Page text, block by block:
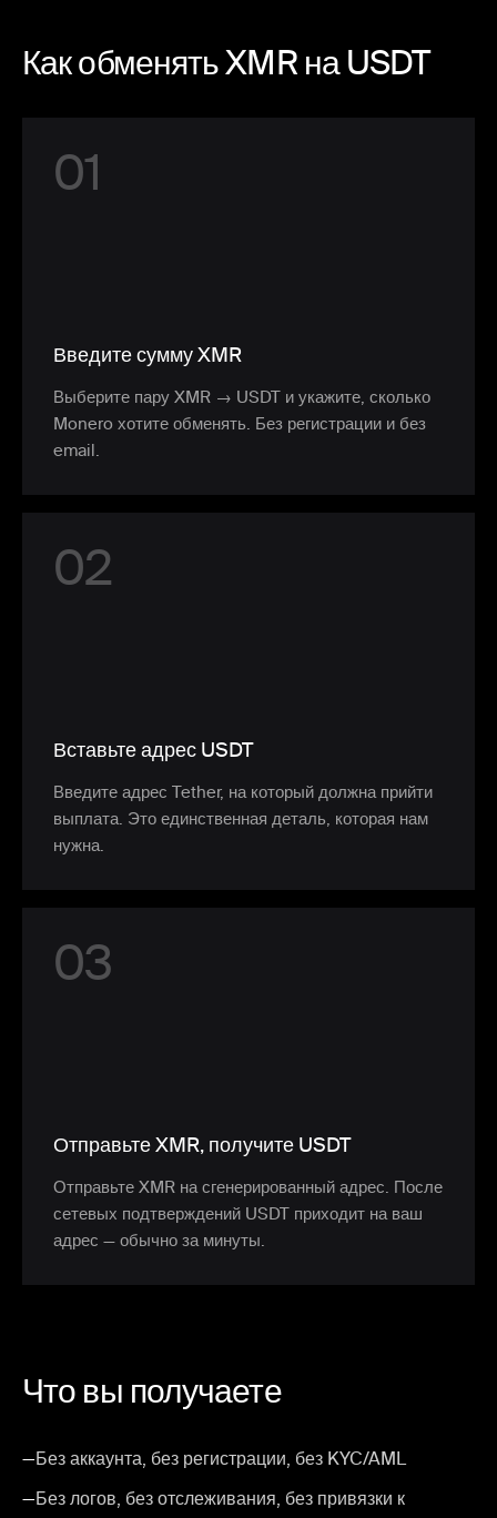
Как обменять XMR на USDT
01
Введите сумму XMR
Выберите пару XMR → USDT и укажите, сколько
Monero хотите обменять. Без регистрации и без
email.
02
Вставьте адрес USDT
Введите адрес Tether, на который должна прийти
выплата. Это единственная деталь, которая нам
нужна.
03
Отправьте XMR, получите USDT
Отправьте XMR на сгенерированный адрес. После
сетевых подтверждений USDT приходит на ваш
адрес — обычно за минуты.
Что вы получаете
—Без аккаунта, без регистрации, без KYC/AML
—Без логов, без отслеживания, без привязки к